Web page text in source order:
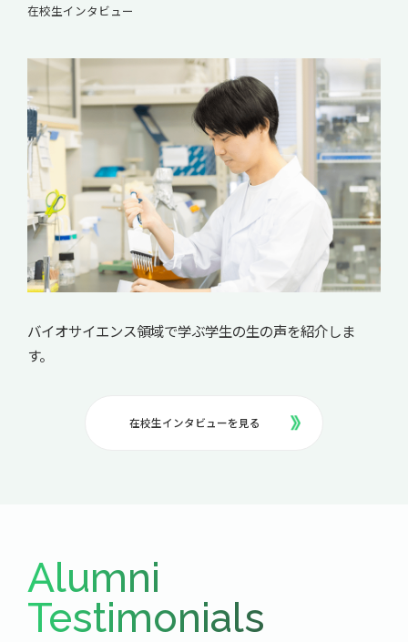
在校生インタビュー
バイオサイエンス領域で学ぶ学生の生の声を紹介しま
す。
在校生インタビューを見る
Alumni
Testimonials